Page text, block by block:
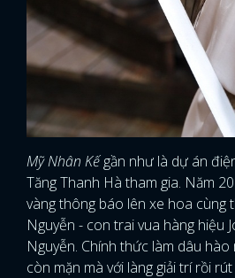
Mỹ Nhân Kếgần như là dự án
Tăng Thanh Hà tham gia. Năm
vàng thông báo lên xe hoa cùng
Nguyễn - con trai vua hàng hiệu
Nguyễn. Chính thức làm dâu
còn mặn mà với làng giải trí rồi